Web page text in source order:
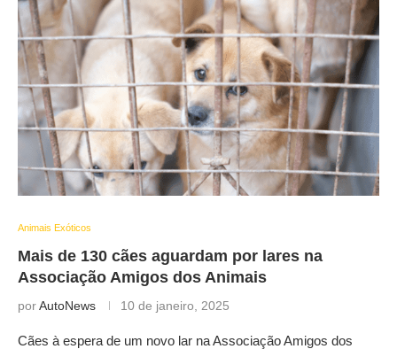
Animais Exóticos
Mais de 130 cães aguardam por lares na
Associação Amigos dos Animais
porAutoNews 10 de janeiro, 2025
Cães à espera de um novo lar na Associação Amigos dos